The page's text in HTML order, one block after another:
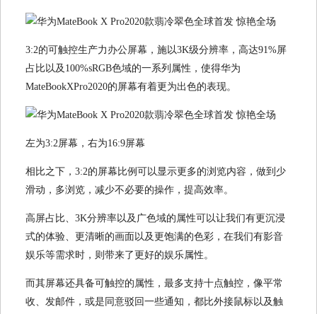
3:2的可触控生产力办公屏幕，施以3K级分辨率，高达91%屏
占比以及100%sRGB色域的一系列属性，使得华为
MateBookXPro2020的屏幕有着更为出色的表现。
左为3:2屏幕，右为16:9屏幕
相比之下，3:2的屏幕比例可以显示更多的浏览内容，做到少
滑动，多浏览，减少不必要的操作，提高效率。
高屏占比、3K分辨率以及广色域的属性可以让我们有更沉浸
式的体验、更清晰的画面以及更饱满的色彩，在我们有影音
娱乐等需求时，则带来了更好的娱乐属性。
而其屏幕还具备可触控的属性，最多支持十点触控，像平常
收、发邮件，或是同意驳回一些通知，都比外接鼠标以及触